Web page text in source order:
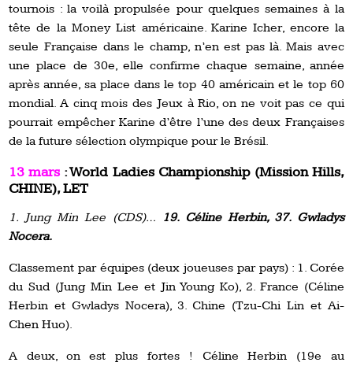
tournois : la voilà propulsée pour quelques semaines à la
tête de la Money List américaine. Karine Icher, encore la
seule Française dans le champ, n’en est pas là. Mais avec
une place de 30e, elle confirme chaque semaine, année
après année, sa place dans le top 40 américain et le top 60
mondial. A cinq mois des Jeux à Rio, on ne voit pas ce qui
pourrait empêcher Karine d’être l’une des deux Françaises
de la future sélection olympique pour le Brésil.
13 mars: World Ladies Championship (Mission Hills,
CHINE), LET
1. Jung Min Lee (CDS)… 19. Céline Herbin, 37. Gwladys
Nocera.
Classement par équipes (deux joueuses par pays) : 1. Corée
du Sud (Jung Min Lee et Jin Young Ko), 2. France (Céline
Herbin et Gwladys Nocera), 3. Chine (Tzu-Chi Lin et Ai-
Chen Huo).
A deux, on est plus fortes ! Céline Herbin (19e au